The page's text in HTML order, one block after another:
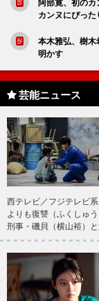
阿部寛、初の
カンヌにぴった
本木雅弘、樹
明かす
芸能ニュース
西テレビ／フジテレビ
よりも復讐（ふくしゅ
刑事・磯貝（横山裕）